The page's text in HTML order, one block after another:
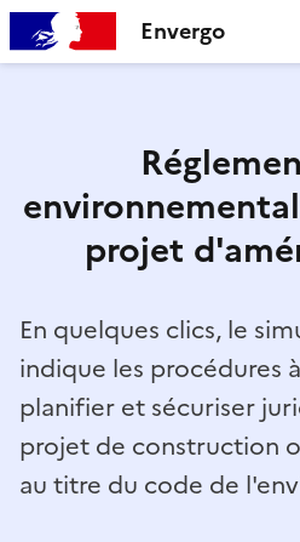
Envergo
projet
En quelques clics, le
indique les procédures
planifier et sécuriser
projet de construction
au titre du code de